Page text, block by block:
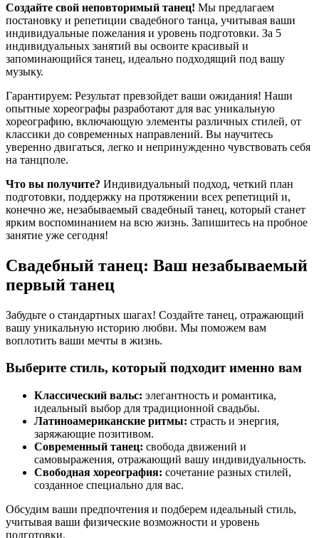
Создайте свой неповторимый танец! Мы предлагаем
постановку и репетиции свадебного танца, учитывая ваши
индивидуальные пожелания и уровень подготовки. За 5
индивидуальных занятий вы освоите красивый и
запоминающийся танец, идеально подходящий под вашу
музыку.
Гарантируем: Результат превзойдет ваши ожидания! Наши
опытные хореографы разработают для вас уникальную
хореографию, включающую элементы различных стилей, от
классики до современных направлений. Вы научитесь
уверенно двигаться, легко и непринужденно чувствовать себя
на танцполе.
Что вы получите? Индивидуальный подход, четкий план
подготовки, поддержку на протяжении всех репетиций и,
конечно же, незабываемый свадебный танец, который станет
ярким воспоминанием на всю жизнь. Запишитесь на пробное
занятие уже сегодня!
Свадебный танец: Ваш незабываемый
первый танец
Забудьте о стандартных шагах! Создайте танец, отражающий
вашу уникальную историю любви. Мы поможем вам
воплотить ваши мечты в жизнь.
Выберите стиль, который подходит именно вам
Классический вальс: элегантность и романтика,
идеальный выбор для традиционной свадьбы.
Латиноамериканские ритмы: страсть и энергия,
заряжающие позитивом.
Современный танец: свобода движений и
самовыражения, отражающий вашу индивидуальность.
Свободная хореография: сочетание разных стилей,
созданное специально для вас.
Обсудим ваши предпочтения и подберем идеальный стиль,
учитывая ваши физические возможности и уровень
подготовки.